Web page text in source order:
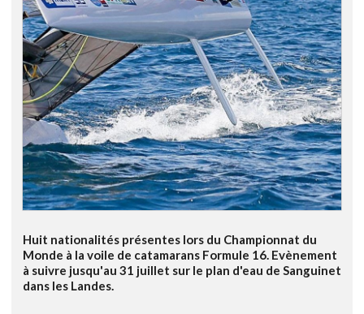
Huit nationalités présentes lors du Championnat du
Monde à la voile de catamarans Formule 16. Evènement
à suivre jusqu'au 31 juillet sur le plan d'eau de Sanguinet
dans les Landes.